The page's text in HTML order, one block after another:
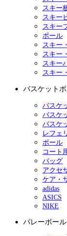
スキー
スキー
スキー
ポール
スキー
スキー
スキー
スキー
バスケット
バスケ
バスケ
バスケ
レフェ
ボール
コート
バッグ
アクセ
ケア・
adidas
ASICS
NIKE
バレーボール